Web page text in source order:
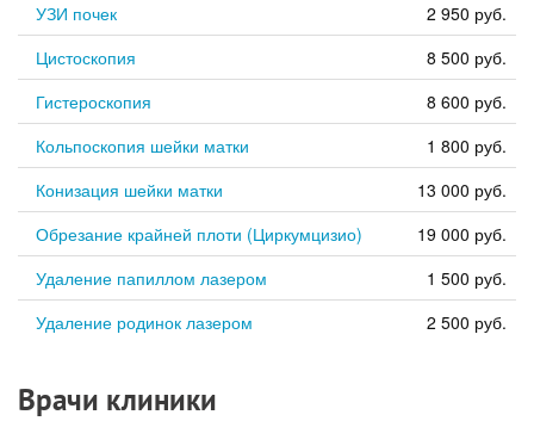
УЗИ почек
2 950 руб.
Цистоскопия
8 500 руб.
Гистероскопия
8 600 руб.
Кольпоскопия шейки матки
1 800 руб.
Конизация шейки матки
13 000 руб.
Обрезание крайней плоти (Циркумцизио)
19 000 руб.
Удаление папиллом лазером
1 500 руб.
Удаление родинок лазером
2 500 руб.
Врачи клиники